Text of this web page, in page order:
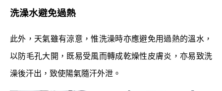
洗澡水避免過熱
此外，天氣雖有涼意，惟洗澡時亦應避免用過熱的溫水，
以防毛孔大開，既易受風而轉成乾燥性皮膚炎，亦易致洗
澡後汗出，致使陽氣隨汗外泄。